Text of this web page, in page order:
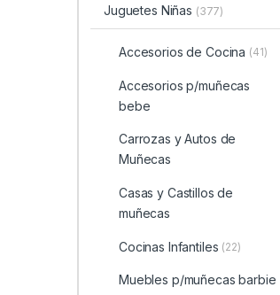
Juguetes Niñas (377)
Accesorios de Cocina (41)
Accesorios p/muñecas
bebe
Carrozas y Autos de
Muñecas
Casas y Castillos de
muñecas
Cocinas Infantiles (22)
Muebles p/muñecas barbie